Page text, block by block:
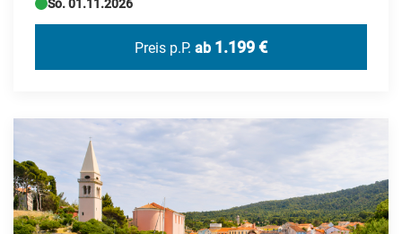
Marokko
Mauritius
Monaco
So. 01.11.2026
Preis p.P. ab 1.199 €